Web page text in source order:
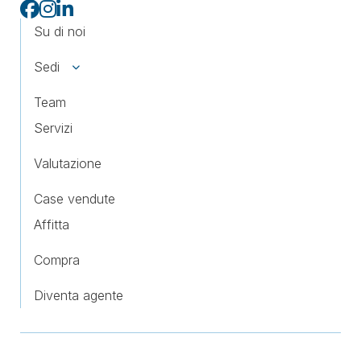
Su di noi
Sedi
Team
Servizi
Valutazione
Case vendute
Affitta
Compra
Diventa agente